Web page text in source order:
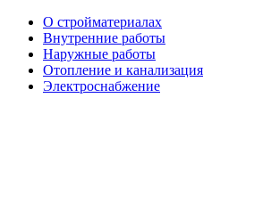
О стройматериалах
Внутренние работы
Наружные работы
Отопление и канализация
Электроснабжение